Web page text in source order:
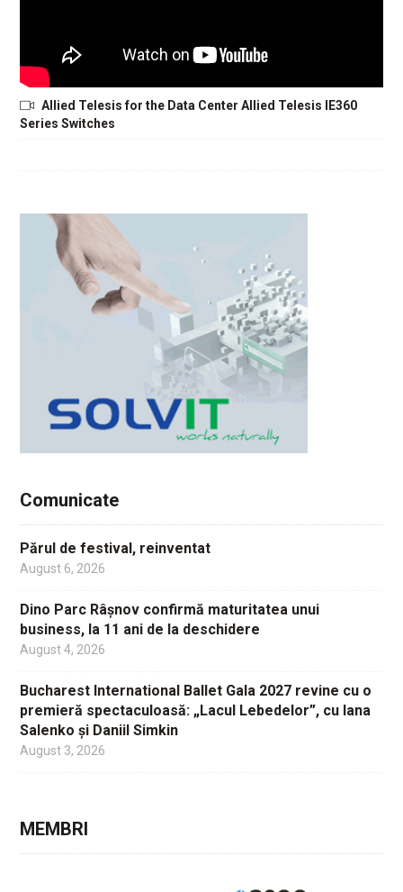
Allied Telesis for the Data Center Allied Telesis IE360
Series Switches
Comunicate
Părul de festival, reinventat
August 6, 2026
Dino Parc Râșnov confirmă maturitatea unui
business, la 11 ani de la deschidere
August 4, 2026
Bucharest International Ballet Gala 2027 revine cu o
premieră spectaculoasă: „Lacul Lebedelor”, cu Iana
Salenko și Daniil Simkin
August 3, 2026
MEMBRI